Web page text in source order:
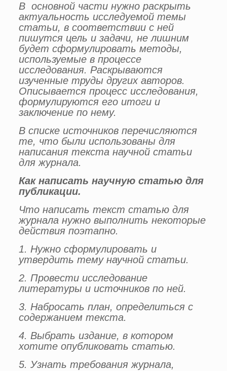
В основной части нужно раскрыть
актуальность исследуемой темы
статьи, в соответствии с ней
пишутся цель и задачи, не лишним
будет сформулировать методы,
используемые в процессе
исследования. Раскрываются
изученные труды других авторов.
Описывается процесс исследования,
формулируются его итоги и
заключение по нему.
В списке источников перечисляются
те, что были использованы для
написания текста научной статьи
для журнала.
Как написать научную статью для
публикации.
Что написать текст статью для
журнала нужно выполнить некоторые
действия поэтапно.
1. Нужно сформулировать и
утвердить тему научной статьи.
2. Провести исследование
литературы и источников по ней.
3. Набросать план, определиться с
содержанием текста.
4. Выбрать издание, в котором
хотите опубликовать статью.
5. Узнать требования журнала,